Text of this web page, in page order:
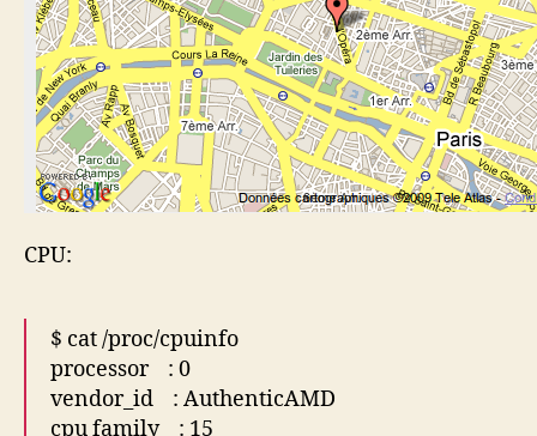
CPU:
$ cat /proc/cpuinfo
processor : 0
vendor_id : AuthenticAMD
cpu family : 15